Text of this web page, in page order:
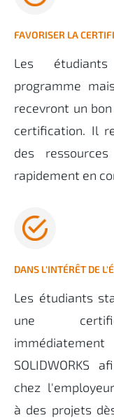
FAVORISER LA
Les
programme
recevront un
certification. Il
des
rapidement en
DANS L'INTÉRÊT DE
Les étudiants
une
SOLIDWORKS
chez
à des projets